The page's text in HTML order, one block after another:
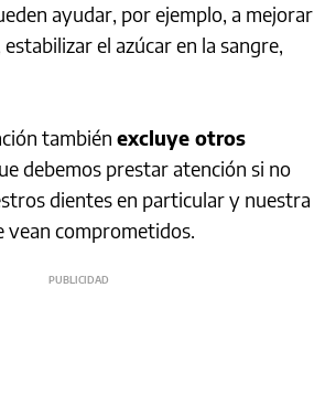
ayudar, por ejemplo, a mejorar
el azúcar en la sangre,
también excluye otros
debemos prestar atención si no
dientes en particular y nuestra
vean comprometidos.